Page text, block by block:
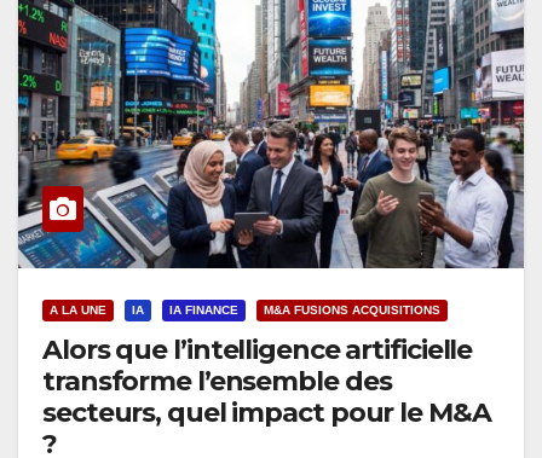
A LA UNE IA IA FINANCE M&A FUSIONS ACQUISITIONS
Alors que l’intelligence artificielle
transforme l’ensemble des
secteurs, quel impact pour le M&A
?